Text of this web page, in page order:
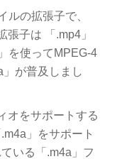
ルの拡張子で、
子は 「.mp4」
を使ってMPEG-4
が普及しまし
オをサポートする
」をサポート
いる「.m4a」フ